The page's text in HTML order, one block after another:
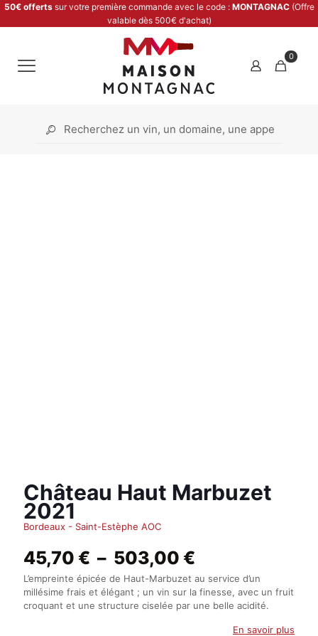
50€ offertssur votre première commande avec le code : MONTAGNAC (Offre
valable dès 500€ d'achat)
0
Château Haut Marbuzet
2021
Bordeaux - Saint-Estèphe AOC
45,70 € – 503,00 €
prix :
45,70 €
à
503,00 €
L’empreinte épicée de Haut-Marbuzet au service d’un
millésime frais et élégant ; un vin sur la finesse, avec un fruit
croquant et une structure ciselée par une belle acidité.
En savoir plus